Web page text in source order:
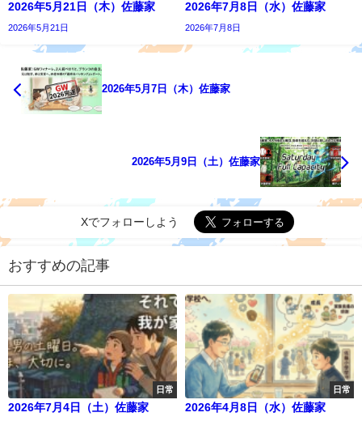
2026年5月21日（木）佐藤家
2026年5月21日
2026年7月8日（水）佐藤家
2026年7月8日
2026年5月7日（木）佐藤家
2026年5月9日（土）佐藤家
Xでフォローしよう
おすすめの記事
日常
2026年7月4日（土）佐藤家
日常
2026年4月8日（水）佐藤家